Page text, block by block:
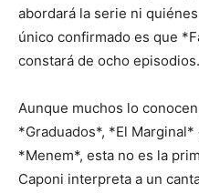
abordará la serie ni
único confirmado es que
constará de ocho episodios.
Aunque muchos lo
*Graduados*, *El
*Menem*, esta no es la
Caponi interpreta a un